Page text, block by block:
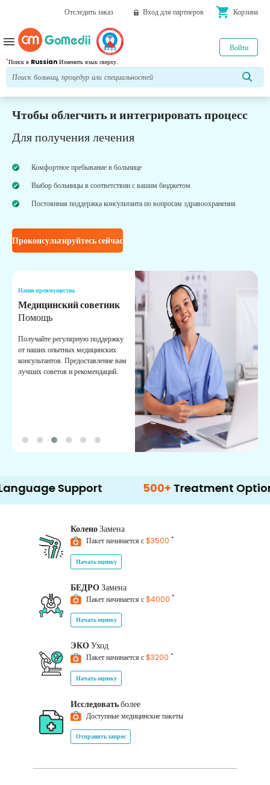
Отследить заказ Вход для партнеров shopping_cart Корзина
*Поиск в Russian Изменить язык сверху.
Войти
menu
Чтобы облегчить и интегрировать процесс
Для получения лечения
Комфортное пребывание в больнице
Выбор больницы в соответствии с вашим бюджетом
Постоянная поддержка консультанта по вопросам здравоохранения
Проконсультируйтесь сейчас
Наши преимущества
Медицинский советник
Помощь
Получайте регулярную поддержку
от наших опытных медицинских
консультантов. Предоставление вам
лучших советов и рекомендаций.
Support 500+ Treatment Options
КоленоЗамена
Пакет начинается с$3500 *
Начать оценку
БЕДРОЗамена
Пакет начинается с$4000 *
Начать оценку
ЭКОУход
Пакет начинается с$3200 *
Начать оценку
Исследоватьболее
Доступные медицинские пакеты
Отправить запрос